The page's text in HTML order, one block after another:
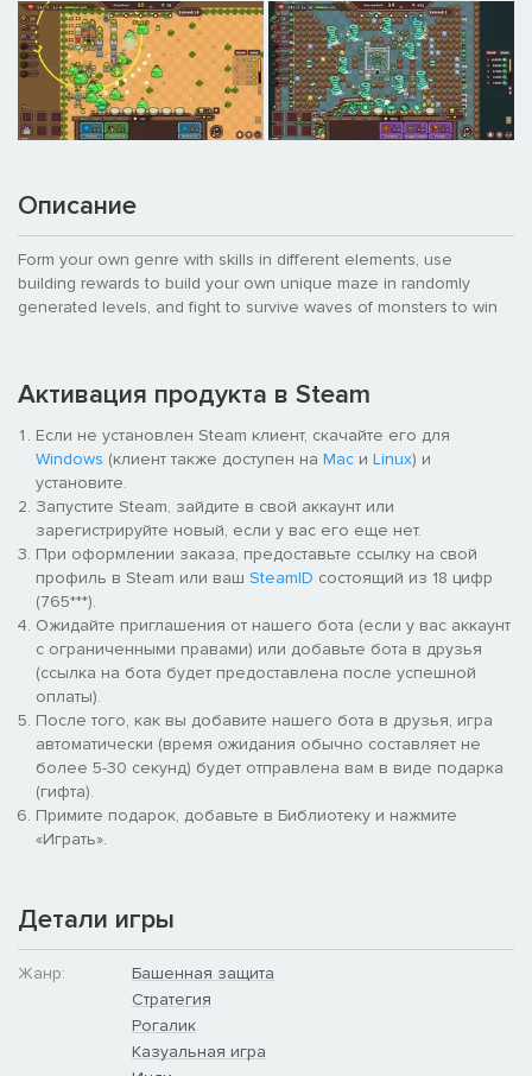
Описание
Form your own genre with skills in different elements, use
building rewards to build your own unique maze in randomly
generated levels, and fight to survive waves of monsters to win
Активация продукта в Steam
Если не установлен Steam клиент, скачайте его для
Windows (клиент также доступен на Mac и Linux) и
установите.
Запустите Steam, зайдите в свой аккаунт или
зарегистрируйте новый, если у вас его еще нет.
При оформлении заказа, предоставьте ссылку на свой
профиль в Steam или ваш SteamID состоящий из 18 цифр
(765***).
Ожидайте приглашения от нашего бота (если у вас аккаунт
с ограниченными правами) или добавьте бота в друзья
(ссылка на бота будет предоставлена после успешной
оплаты).
После того, как вы добавите нашего бота в друзья, игра
автоматически (время ожидания обычно составляет не
более 5-30 секунд) будет отправлена вам в виде подарка
(гифта).
Примите подарок, добавьте в Библиотеку и нажмите
«Играть».
Детали игры
Жанр:
Башенная защита
Стратегия
Рогалик
Казуальная игра